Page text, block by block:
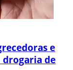
e
drogaria de